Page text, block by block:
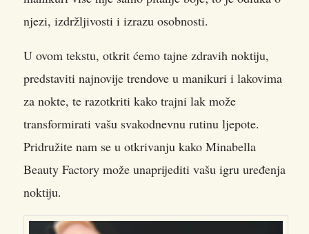
njezi, izdržljivosti i izrazu osobnosti.
U ovom tekstu, otkrit ćemo tajne zdravih noktiju,
predstaviti najnovije trendove u manikuri i lakovima
za nokte, te razotkriti kako trajni lak može
transformirati vašu svakodnevnu rutinu ljepote.
Pridružite nam se u otkrivanju kako Minabella
Beauty Factory može unaprijediti vašu igru uređenja
noktiju.